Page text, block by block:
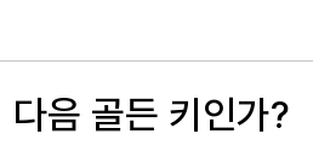
음 골든 키인가?